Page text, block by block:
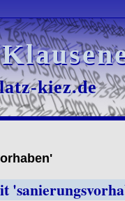
kiez.de
kiez.de